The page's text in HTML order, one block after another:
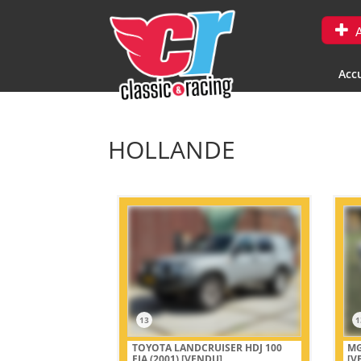
HOLLANDE
13
TOYOTA LANDCRUISER HDJ 100